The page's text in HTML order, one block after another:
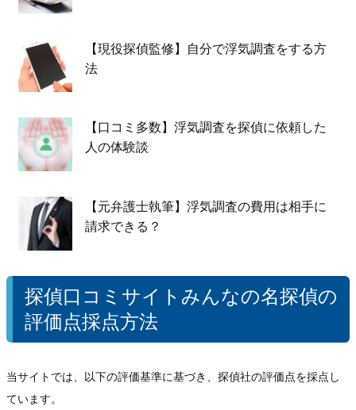
【現役探偵監修】自分で浮気調査をする方
法
【口コミ多数】浮気調査を探偵に依頼した
人の体験談
【元弁護士執筆】浮気調査の費用は相手に
請求できる？
探偵口コミサイトみんなの名探偵の
評価点採点方法
当サイトでは、以下の評価基準に基づき、探偵社の評価点を採点し
ています。